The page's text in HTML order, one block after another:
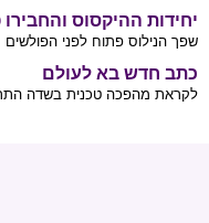
יחידות ההיקסוס
שפך הנילוס פתוח לפני הפולשים
כתב חדש בא לעולם
לקראת מהפכה טכנית בשדה